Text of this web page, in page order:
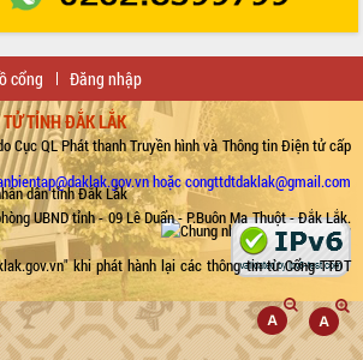
cổng Đăng nhập
TỈNH ĐẮK LẮK
Cục QL Phát thanh Truyền hình và Thông tin Điện tử cấp
dân tỉnh Đắk Lắk
UBND tỉnh - 09 Lê Duẩn - P.Buôn Ma Thuột - Đắk Lắk.
hoặc congttdtdaklak@gmail.com
khi phát hành lại các thông tin từ Cổng TTĐT